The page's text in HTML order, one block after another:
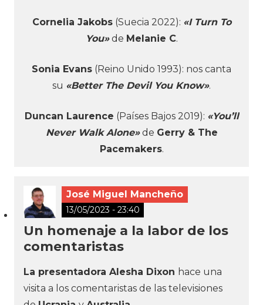
Cornelia Jakobs(Suecia 2022): «I Turn To
You»de Melanie C.
Sonia Evans (Reino Unido 1993): nos canta
su «Better The Devil You Know».
Duncan Laurence (Países Bajos 2019): «You’ll
Never Walk Alone»de Gerry & The
Pacemakers.
José Miguel Mancheño
13/05/2023 - 23:40
Un homenaje a la labor de los
comentaristas
La presentadora Alesha Dixon hace una
visita a los comentaristas de las televisiones